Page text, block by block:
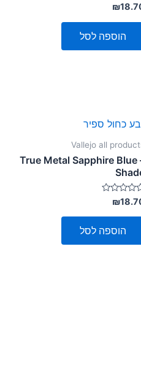
₪
הוספה לסל
Vallejo all
True Metal Sapphire Blue
₪
הוספה לסל